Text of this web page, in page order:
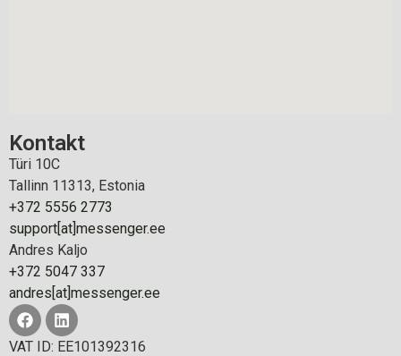
Kontakt
Türi 10C
Tallinn 11313, Estonia
+372 5556 2773
support[at]messenger.ee
Andres Kaljo
+372 5047 337
andres[at]messenger.ee
VAT ID: EE101392316